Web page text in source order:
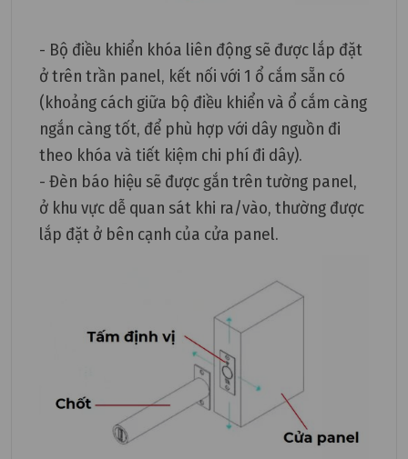
- Bộ điều khiển khóa liên động sẽ được lắp đặt
ở trên trần panel, kết nối với 1 ổ cắm sẵn có
(khoảng cách giữa bộ điều khiển và ổ cắm càng
ngắn càng tốt, để phù hợp với dây nguồn đi
theo khóa và tiết kiệm chi phí đi dây).
- Đèn báo hiệu sẽ được gắn trên tường panel,
ở khu vực dễ quan sát khi ra/vào, thường được
lắp đặt ở bên cạnh của cửa panel.